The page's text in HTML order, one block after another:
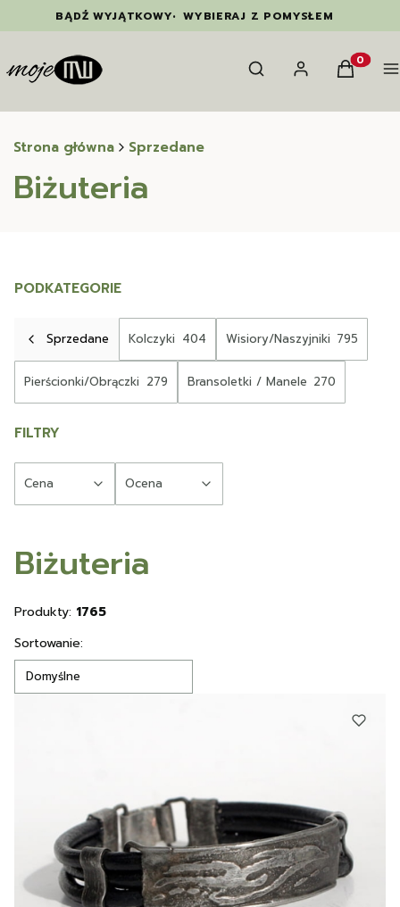
BĄDŹ WYJĄTKOWY• WYBIERAJ Z POMYSŁEM
Otwórz wyszukiwarkę
Szukaj Zaloguj sięKoszyk
Strona główna Sprzedane
Biżuteria
PODKATEGORIE
Sprzedane Kolczyki 404 Wisiory/Naszyjniki 795
Pierścionki/Obrączki 279 Bransoletki / Manele 270
FILTRY
Cena Ocena
Biżuteria
Produkty: 1765
Lista produktów
Sortowanie:
Domyślne